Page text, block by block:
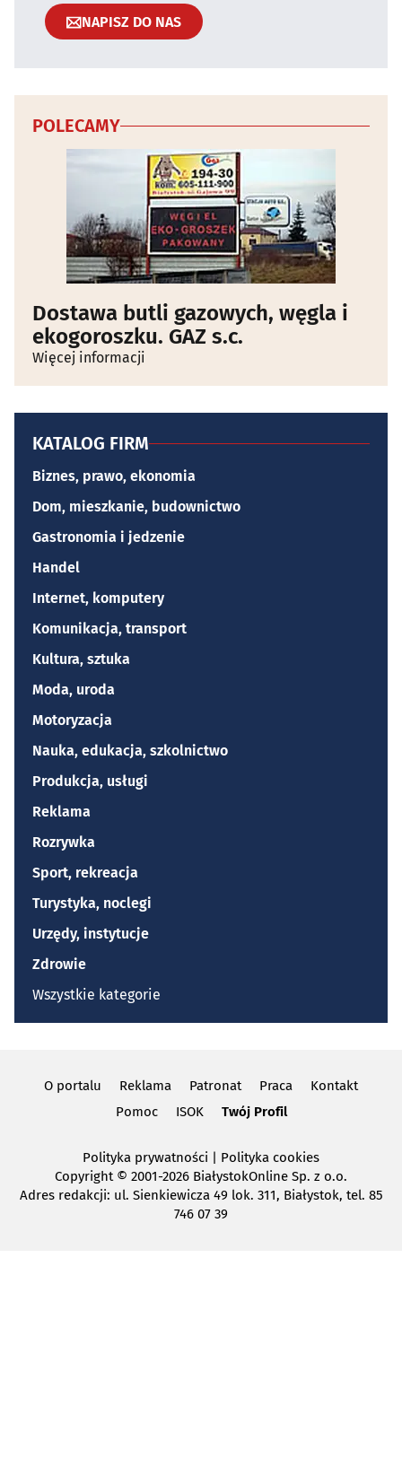
NAPISZ DO NAS
POLECAMY
Dostawa butli gazowych, węgla i
ekogoroszku. GAZ s.c.
Więcej informacji
KATALOG FIRM
Biznes, prawo, ekonomia
Dom, mieszkanie, budownictwo
Gastronomia i jedzenie
Handel
Internet, komputery
Komunikacja, transport
Kultura, sztuka
Moda, uroda
Motoryzacja
Nauka, edukacja, szkolnictwo
Produkcja, usługi
Reklama
Rozrywka
Sport, rekreacja
Turystyka, noclegi
Urzędy, instytucje
Zdrowie
Wszystkie kategorie
O portalu Reklama Patronat Praca
Kontakt
Pomoc
ISOK Twój Profil
Polityka prywatności
Polityka cookies
Copyright© 2001-2026 BiałystokOnline Sp. z o.o.
Adres redakcji: ul. Sienkiewicza 49 lok. 311, Białystok, tel. 85
746 07 39